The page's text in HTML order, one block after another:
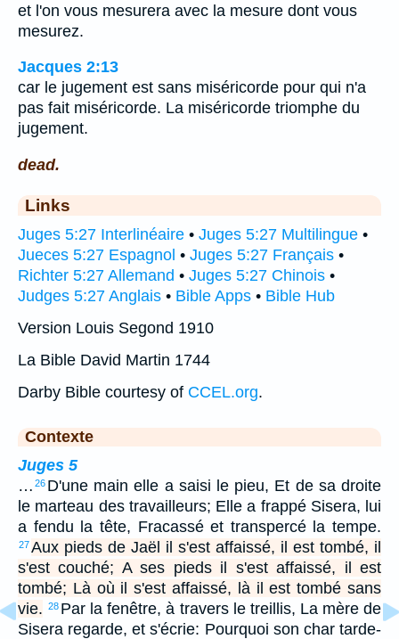
et l'on vous mesurera avec la mesure dont vous
mesurez.
Jacques 2:13
car le jugement est sans miséricorde pour qui n'a
pas fait miséricorde. La miséricorde triomphe du
jugement.
dead.
Links
Juges 5:27 Interlinéaire • Juges 5:27 Multilingue •
Jueces 5:27 Espagnol • Juges 5:27 Français •
Richter 5:27 Allemand • Juges 5:27 Chinois •
Judges 5:27 Anglais • Bible Apps • Bible Hub
Version Louis Segond 1910
La Bible David Martin 1744
Darby Bible courtesy of CCEL.org.
Contexte
Juges 5
… 26 D'une main elle a saisi le pieu, Et de sa droite
le marteau des travailleurs; Elle a frappé Sisera, lui
a fendu la tête, Fracassé et transpercé la tempe.
27Aux pieds de Jaël il s'est affaissé, il est tombé, il
s'est couché; A ses pieds il s'est affaissé, il est
tombé; Là où il s'est affaissé, là il est tombé sans
vie. 28 Par la fenêtre, à travers le treillis, La mère de
Sisera regarde, et s'écrie: Pourquoi son char tarde-